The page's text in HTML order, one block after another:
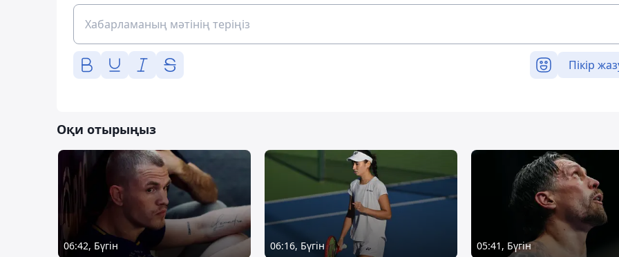
Пікір
Оқи отырыңыз
06:42, Бүгін 06:16, Бүгін 05:41, Бүгін